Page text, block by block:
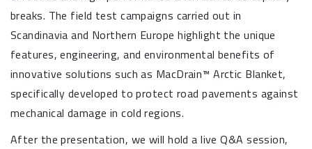
breaks. The field test campaigns carried out in
Scandinavia and Northern Europe highlight the unique
features, engineering, and environmental benefits of
innovative solutions such as MacDrain™ Arctic Blanket,
specifically developed to protect road pavements against
mechanical damage in cold regions.
After the presentation, we will hold a live Q&A session,